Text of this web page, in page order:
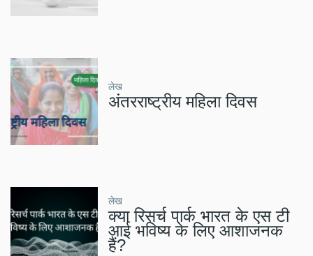
लेख
अंतरराष्ट्रीय महिला दिवस
लेख
क्या रिसर्च पार्क भारत के एस टी
आई भविष्य के लिए आशाजनक
हैं?